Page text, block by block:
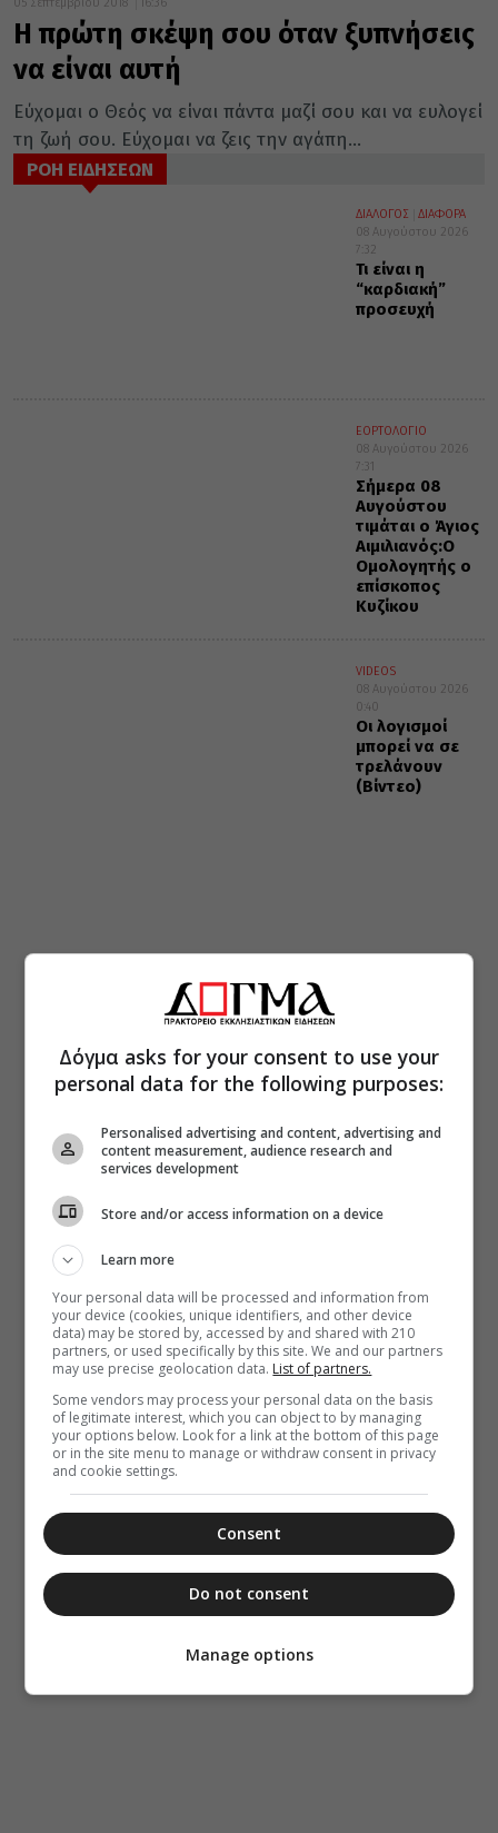
05 Σεπτεμβρίου 2018 16:36
Η πρώτη σκέψη σου όταν ξυπνήσεις
να είναι αυτή
Εύχομαι ο Θεός να είναι πάντα μαζί σου και να ευλογεί
τη ζωή σου. Εύχομαι να ζεις την αγάπη...
ΡΟΗ ΕΙΔΗΣΕΩΝ
ΔΙΑΛΟΓΟΣ
ΔΙΑΦΟΡΑ
08 Αυγούστου 2026
7:32
Τι είναι η
“καρδιακή”
προσευχή
ΕΟΡΤΟΛΟΓΙΟ
08 Αυγούστου 2026
7:31
Σήμερα 08
Αυγούστου
τιμάται ο Άγιος
Αιμιλιανός:Ο
Ομολογητής ο
επίσκοπος
Κυζίκου
VIDEOS
08 Αυγούστου 2026
0:40
Οι λογισμοί
μπορεί να σε
τρελάνουν
(Βίντεο)
Δόγμα asks for your consent to use your
personal data for the following purposes:
Personalised advertising and content, advertising and
content measurement, audience research and
services development
Store and/or access information on a device
Learn more
Your personal data will be processed and information from
your device (cookies, unique identifiers, and other device
data) may be stored by, accessed by and shared with 210
partners, or used specifically by this site. We and our partners
may use precise geolocation data. List of partners.
Some vendors may process your personal data on the basis
of legitimate interest, which you can object to by managing
your options below. Look for a link at the bottom of this page
or in the site menu to manage or withdraw consent in privacy
and cookie settings.
Consent
Do not consent
Manage options